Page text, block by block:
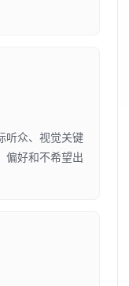
听众、视觉关键
偏好和不希望出